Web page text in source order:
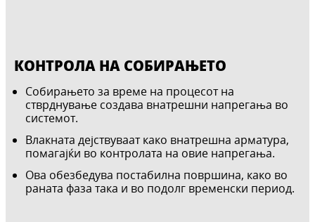
КОНТРОЛА НА СОБИРАЊЕТО
Собирањето за време на процесот на
стврднување создава внатрешни напрегања во
системот.
Влакната дејствуваат како внатрешна арматура,
помагајќи во контролата на овие напрегања.
Ова обезбедува постабилна површина, како во
раната фаза така и во подолг временски период.